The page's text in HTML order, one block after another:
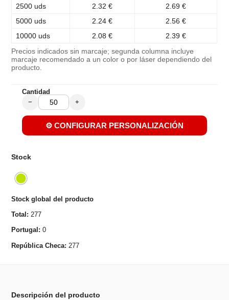
2500 uds
2.32 €
2.69 €
5000 uds
2.24 €
2.56 €
10000 uds
2.08 € 2.39 €
Precios indicados sin marcaje; segunda columna incluye
marcaje recomendado a un color o por láser dependiendo del
producto.
Cantidad
− +
⚙️ CONFIGURAR PERSONALIZACIÓN
Stock
Stock global del producto
Total: 277
Portugal: 0
República Checa: 277
Descripción del producto